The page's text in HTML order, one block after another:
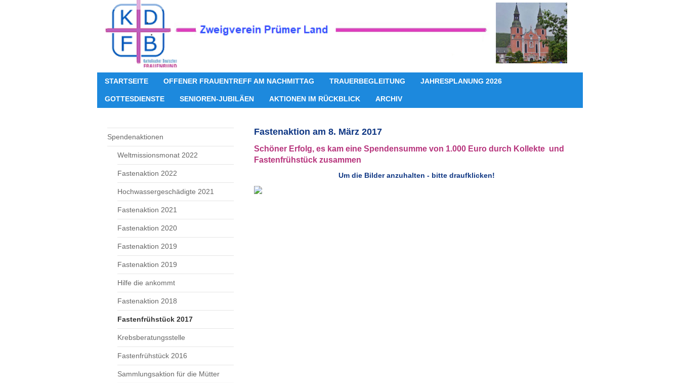
STARTSEITE OFFENER FRAUENTREFF AM NACHMITTAG TRAUERBEGLEITUNG JAHRESPLANUNG 2026
GOTTESDIENSTE SENIOREN-JUBILÄEN AKTIONEN IM RÜCKBLICK ARCHIV
Spendenaktionen
Weltmissionsmonat 2022
Fastenaktion 2022
Hochwassergeschädigte 2021
Fastenaktion 2021
Fastenaktion 2020
Fastenaktion 2019
Fastenaktion 2019
Hilfe die ankommt
Fastenaktion 2018
Fastenfrühstück 2017
Krebsberatungsstelle
Fastenfrühstück 2016
Sammlungsaktion für die Mütter
Fastenaktion am 8. März 2017
Schöner Erfolg, es kam eine Spendensumme von 1.000 Euro durch Kollekte und
Fastenfrühstück zusammen
Um die Bilder anzuhalten - bitte draufklicken!